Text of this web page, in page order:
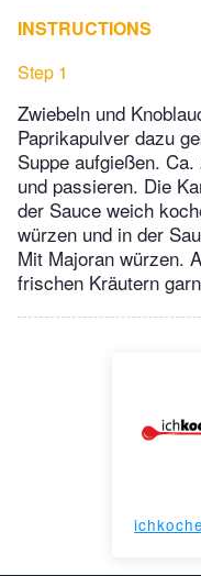
INSTRUCTIONS
Step 1
Zwiebeln und
Paprikapulver dazu
Suppe aufgießen.
und passieren. Die
der Sauce weich
würzen und in der
Mit Majoran würzen.
frischen Kräutern